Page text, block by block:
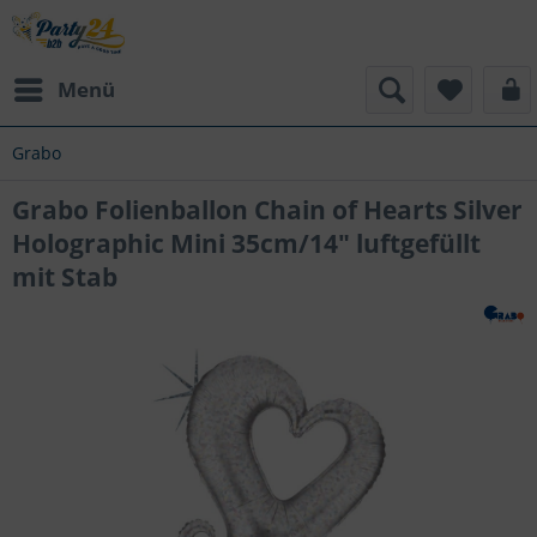
Menü
Grabo
Grabo Folienballon Chain of Hearts Silver
Holographic Mini 35cm/14" luftgefüllt
mit Stab